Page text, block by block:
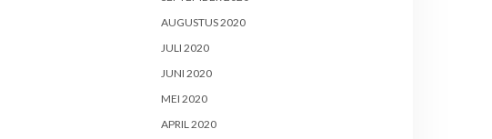
AUGUSTUS 2020
JULI 2020
JUNI 2020
MEI 2020
APRIL 2020